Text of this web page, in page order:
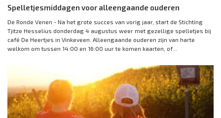
Spelletjesmiddagen voor alleengaande ouderen
De Ronde Venen - Na het grote succes van vorig jaar, start de Stichting
Tjitze Hesselius donderdag 4 augustus weer met gezellige spelletjes bij
café De Heertjes in Vinkeveen. Alleengaande ouderen zijn van harte
welkom om tussen 14:00 en 16:00 uur te komen kaarten, of...